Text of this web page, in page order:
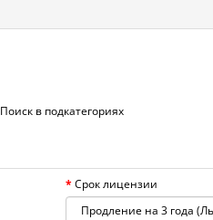
Поиск в подкатегориях
Срок лицензии